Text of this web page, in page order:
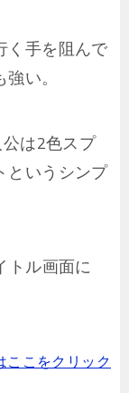
く手を阻んで
い。
は2色スプ
というシンプ
トル画面に
ここをクリック